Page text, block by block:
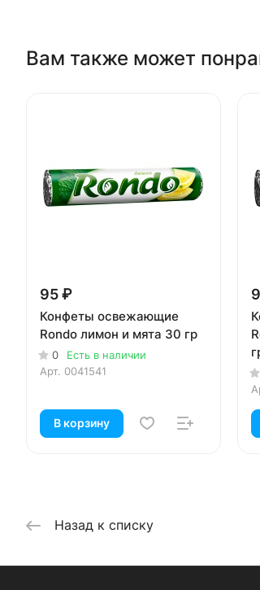
Вам также может
95 ₽
Конфеты освежающие
Rondo лимон и мята 30 гр
0
Есть в наличии
Арт. 0041541
В корзину
Назад к списку